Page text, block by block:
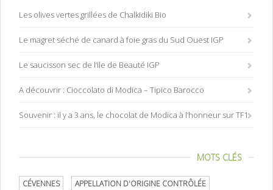
Les olives vertes grillées de Chalkidiki Bio
Le magret séché de canard à foie gras du Sud Ouest IGP
Le saucisson sec de l’Ile de Beauté IGP
A découvrir : Cioccolato di Modica – Tipico Barocco
Souvenir : il y a 3 ans, le chocolat de Modica à l’honneur sur TF1
MOTS CLÉS
CÉVENNES APPELLATION D'ORIGINE CONTRÔLÉE